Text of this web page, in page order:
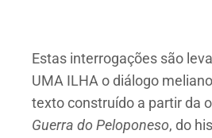
Estas interrogações são
UMA ILHA o diálogo
texto construído a partir da
Guerra do Peloponeso, do